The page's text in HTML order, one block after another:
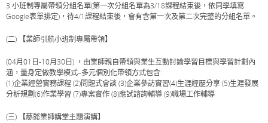
3.小班制專屬帶領分組名單(第一次分組名單為3/18課程結束後，依同學填寫
Google表單排定)，待4/1課程結束後，會有含第一次及第二次完整的分組名單。
(二) 【業師引航小班制專屬帶領】
(04月01日-10月30日) ，由業師親自帶領與業生互動討論學習目標與學習計劃內
涵，量身定做教學模式–多元個別化帶領方式包含:
(1)企業經營實務課程 (2)問題式會談 (3)企業參訪實習(4)生涯經歷分享 (5)生涯發展
分析規劃(6)作業學習 (7)專案實作 (8)應試諮詢輔導 (9)職場工作輔導
(三) 【慈懿業師講堂主題演講】